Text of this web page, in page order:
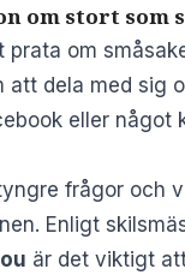
om stort som
om
att dela med sig
eller något
frågor och
Enligt
är det viktigt